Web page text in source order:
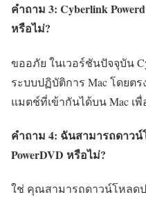
คำถาม 3: Cyberlink
หรือไม่?
ขออภัย ในเวอร์ชันปัจจุบัน
ระบบปฏิบัติการ Mac โดยต
แมตช์ที่เข้ากันได้บน Mac เ
คำถาม 4: ฉันสามารถดาวน์
PowerDVD หรือไม่?
ใช่ คุณสามารถดาวน์โหลด